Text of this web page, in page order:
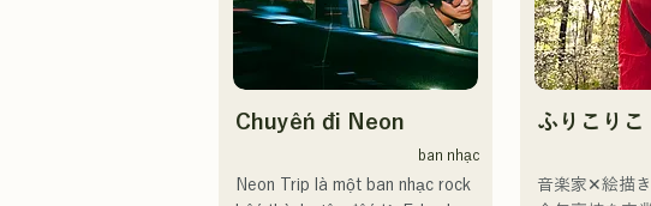
Chuyến đi Neon
ban nhạc
Neon Trip là một ban nhạc rock
ふりこりこ
音楽家✕絵描き